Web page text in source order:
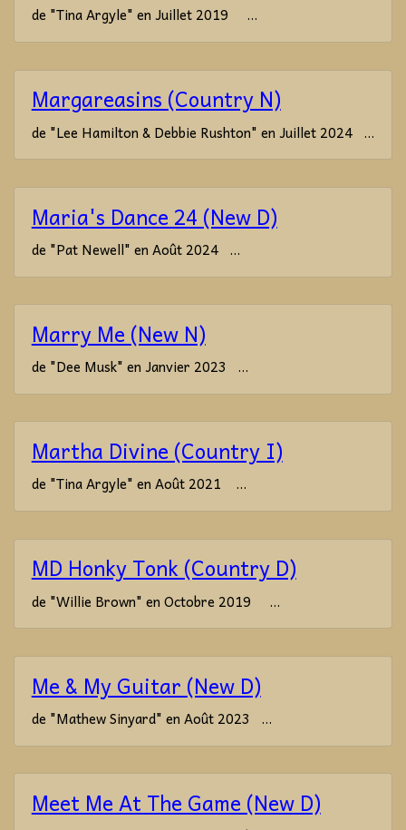
de "Tina Argyle" en Juillet 2019 ...
Margareasins (Country N)
de "Lee Hamilton & Debbie Rushton" en Juillet 2024 ...
Maria's Dance 24 (New D)
de "Pat Newell" en Août 2024 ...
Marry Me (New N)
de "Dee Musk" en Janvier 2023 ...
Martha Divine (Country I)
de "Tina Argyle" en Août 2021 ...
MD Honky Tonk (Country D)
de "Willie Brown" en Octobre 2019 ...
Me & My Guitar (New D)
de "Mathew Sinyard" en Août 2023 ...
Meet Me At The Game (New D)